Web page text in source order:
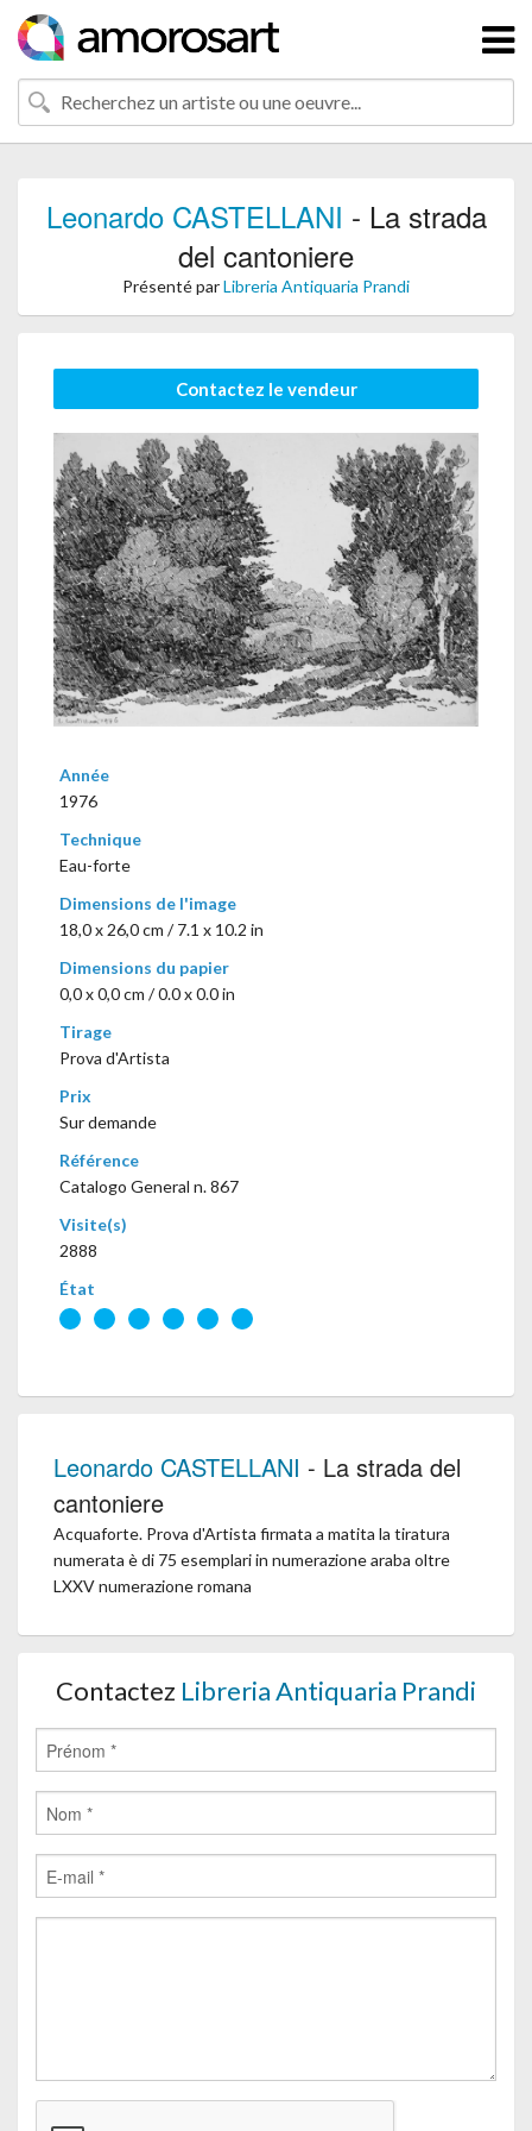
Leonardo CASTELLANI - La strada
del cantoniere
Présenté parLibreria Antiquaria Prandi
Contactez le vendeur
Année
1976
Technique
Eau-forte
Dimensions de l'image
18,0 x 26,0 cm / 7.1 x 10.2 in
Dimensions du papier
0,0 x 0,0 cm / 0.0 x 0.0 in
Tirage
Prova d'Artista
Prix
Sur demande
Référence
Catalogo General n. 867
Visite(s)
2888
État
Leonardo CASTELLANI - La strada del
cantoniere
Acquaforte. Prova d'Artista firmata a matita la tiratura
numerata è di 75 esemplari in numerazione araba oltre
LXXV numerazione romana
Contactez Libreria Antiquaria Prandi